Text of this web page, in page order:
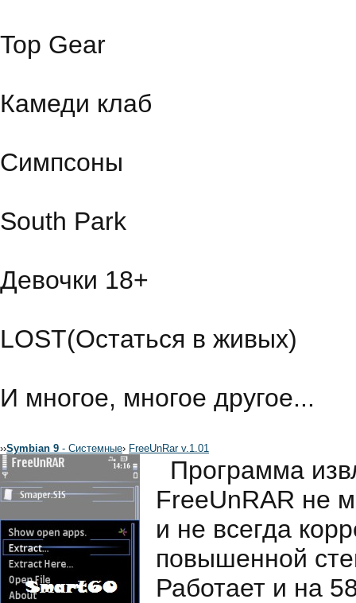
Top Gear
Камеди клаб
Симпсоны
South Park
Девочки 18+
LOST(Остаться в живых)
И многое, многое другое...
››Symbian 9 - Системные› FreeUnRar v.1.01
Программа
FreeUnRAR не
и не всегда
повышенной
Работает и на